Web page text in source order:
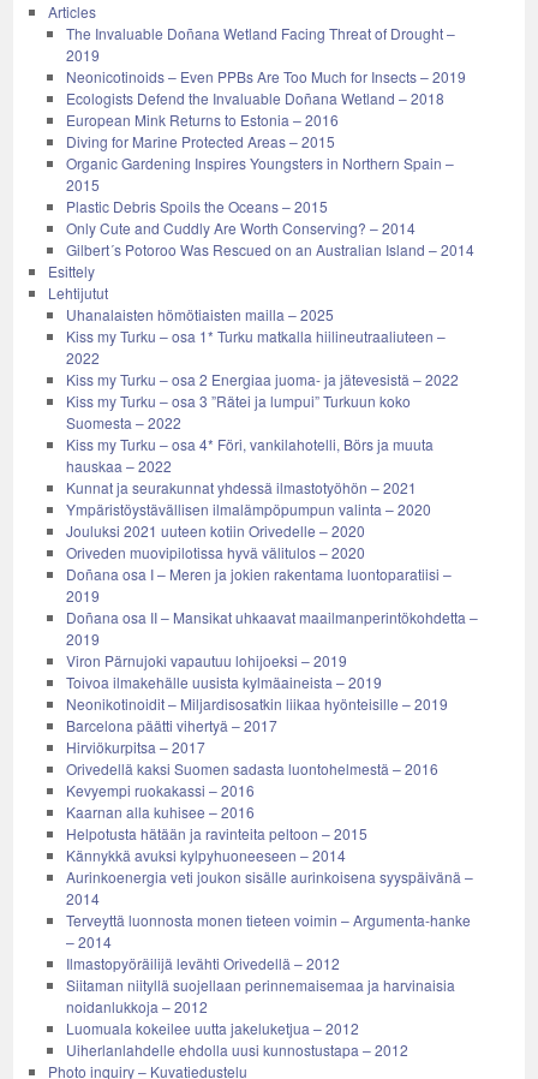
Articles
The Invaluable Doñana Wetland Facing Threat of Drought –
2019
Neonicotinoids – Even PPBs Are Too Much for Insects – 2019
Ecologists Defend the Invaluable Doñana Wetland – 2018
European Mink Returns to Estonia – 2016
Diving for Marine Protected Areas – 2015
Organic Gardening Inspires Youngsters in Northern Spain –
2015
Plastic Debris Spoils the Oceans – 2015
Only Cute and Cuddly Are Worth Conserving? – 2014
Gilbert´s Potoroo Was Rescued on an Australian Island – 2014
Esittely
Lehtijutut
Uhanalaisten hömötiaisten mailla – 2025
Kiss my Turku – osa 1* Turku matkalla hiilineutraaliuteen –
2022
Kiss my Turku – osa 2 Energiaa juoma- ja jätevesistä – 2022
Kiss my Turku – osa 3 ”Rätei ja lumpui” Turkuun koko
Suomesta – 2022
Kiss my Turku – osa 4* Föri, vankilahotelli, Börs ja muuta
hauskaa – 2022
Kunnat ja seurakunnat yhdessä ilmastotyöhön – 2021
Ympäristöystävällisen ilmalämpöpumpun valinta – 2020
Jouluksi 2021 uuteen kotiin Orivedelle – 2020
Oriveden muovipilotissa hyvä välitulos – 2020
Doñana osa I – Meren ja jokien rakentama luontoparatiisi –
2019
Doñana osa II – Mansikat uhkaavat maailmanperintökohdetta –
2019
Viron Pärnujoki vapautuu lohijoeksi – 2019
Toivoa ilmakehälle uusista kylmäaineista – 2019
Neonikotinoidit – Miljardisosatkin liikaa hyönteisille – 2019
Barcelona päätti vihertyä – 2017
Hirviökurpitsa – 2017
Orivedellä kaksi Suomen sadasta luontohelmestä – 2016
Kevyempi ruokakassi – 2016
Kaarnan alla kuhisee – 2016
Helpotusta hätään ja ravinteita peltoon – 2015
Kännykkä avuksi kylpyhuoneeseen – 2014
Aurinkoenergia veti joukon sisälle aurinkoisena syyspäivänä –
2014
Terveyttä luonnosta monen tieteen voimin – Argumenta-hanke
– 2014
Ilmastopyöräilijä levähti Orivedellä – 2012
Siitaman niityllä suojellaan perinnemaisemaa ja harvinaisia
noidanlukkoja – 2012
Luomuala kokeilee uutta jakeluketjua – 2012
Uiherlanlahdelle ehdolla uusi kunnostustapa – 2012
Photo inquiry – Kuvatiedustelu